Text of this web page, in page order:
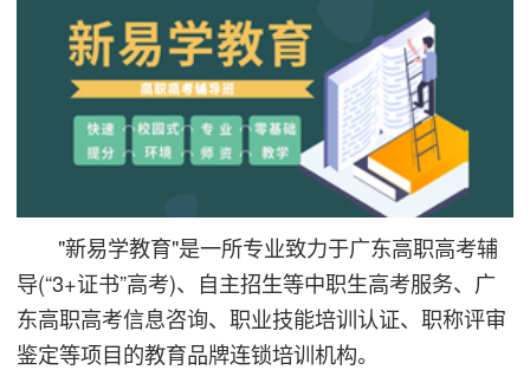
"新易学教育"是一所专业致力于广东高职高考辅
导(“3+证书”高考)、自主招生等中职生高考服务、广
东高职高考信息咨询、职业技能培训认证、职称评审
鉴定等项目的教育品牌连锁培训机构。